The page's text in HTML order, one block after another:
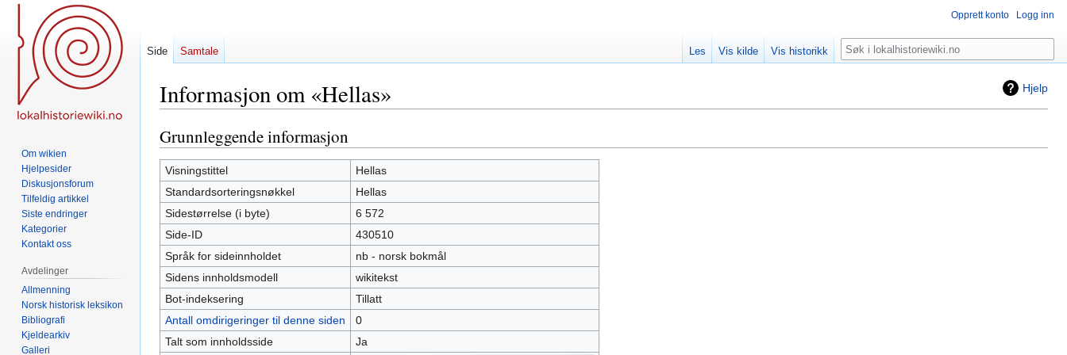
Hjelp
Informasjon om «Hellas»
Hopp
til
navigering
Hopp
til
søk
Grunnleggende informasjon
Visningstittel
Hellas
Standardsorteringsnøkkel
Hellas
Sidestørrelse (i byte)
6 572
Side-ID
430510
Språk for sideinnholdet
nb - norsk bokmål
Sidens innholdsmodell
wikitekst
Bot-indeksering
Tillatt
Antall omdirigeringer til denne siden
0
Talt som innholdsside
Ja
Opprett konto Logg inn
Side Samtale Les Vis kilde Vis historikk Søk
Om wikien
Hjelpesider
Diskusjonsforum
Tilfeldig artikkel
Siste endringer
Kategorier
Kontakt oss
Avdelinger
Allmenning
Norsk historisk leksikon
Bibliografi
Kjeldearkiv
Galleri